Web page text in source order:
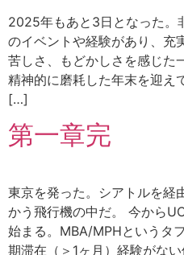
2025年もあと3日となった。
のイベントや経験があり、充
苦しさ、もどかしさを感じた
精神的に磨耗した年末を迎え
[…]
第一章完
東京を発った。シアトルを経
かう飛行機の中だ。 今から
始まる。MBA/MPHというタ
期滞在（＞1ヶ月）経験がな